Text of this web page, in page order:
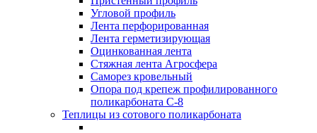
Угловой профиль
Лента перфорированная
Лента герметизирующая
Оцинкованная лента
Стяжная лента Агросфера
Саморез кровельный
Опора под крепеж профилированного
поликарбоната С-8
Теплицы из сотового поликарбоната